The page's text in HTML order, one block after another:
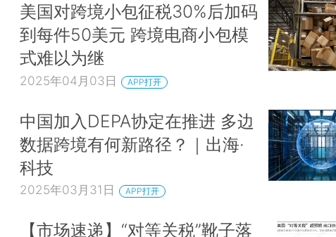
美国对跨境小包征税30%后加码
到每件50美元 跨境电商小包模
式难以为继
2025年04月03日 APP打开
中国加入DEPA协定在推进 多边
数据跨境有何新路径？｜出海·
科技
2025年03月31日 APP打开
【市场速递】“对等关税”靴子落